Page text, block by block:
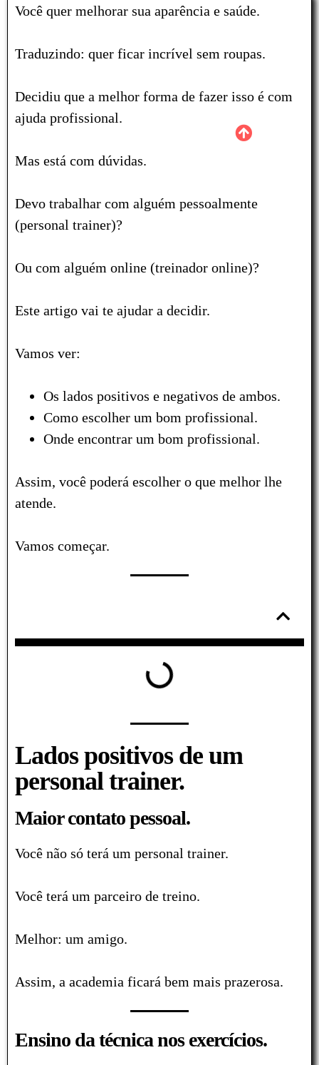
Você quer melhorar sua aparência e saúde.
Traduzindo: quer ficar incrível sem roupas.
Decidiu que a melhor forma de fazer isso é com
ajuda profissional.
Mas está com dúvidas.
Devo trabalhar com alguém pessoalmente
(personal trainer)?
Ou com alguém online (treinador online)?
Este artigo vai te ajudar a decidir.
Vamos ver:
Os lados positivos e negativos de ambos.
Como escolher um bom profissional.
Onde encontrar um bom profissional.
Assim, você poderá escolher o que melhor lhe
atende.
Vamos começar.
Lados positivos de um
personal trainer.
Maior contato pessoal.
Você não só terá um personal trainer.
Você terá um parceiro de treino.
Melhor: um amigo.
Assim, a academia ficará bem mais prazerosa.
Ensino da técnica nos exercícios.